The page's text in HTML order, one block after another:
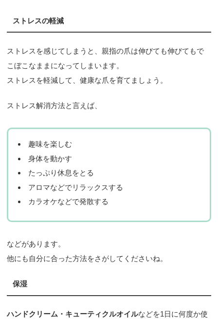
ストレスの軽減
ストレスを感じてしまうと、親指の爪は伸びても伸びてもで
こぼこなままになってしまいます。
ストレスを軽減して、健康な爪を育てましょう。
ストレス解消方法と言えば、
趣味を楽しむ
身体を動かす
たっぷり休息をとる
アロマなどでリラックスする
カラオケなどで発散する
などがあります。
他にも自分に合った方法をさがしてくださいね。
保湿
ハンドクリーム・キューティクルオイルなどを1日に何度か使